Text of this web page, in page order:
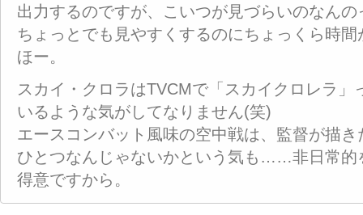
出力するのですが、こいつが見づらいのなんの
ちょっとでも見やすくするのにちょっくら時
ほー。
スカイ・クロラはTVCMで「スカイクロレラ」
いるような気がしてなりません(笑)
エースコンバット風味の空中戦は、監督が描
ひとつなんじゃないかという気も……非日常的
得意ですから。